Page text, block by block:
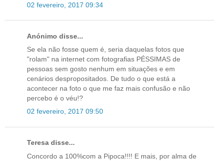
02 fevereiro, 2017 09:34
Anónimo disse...
Se ela não fosse quem é, seria daquelas fotos que
"rolam" na internet com fotografias PÉSSIMAS de
pessoas sem gosto nenhum em situações e em
cenários despropositados. De tudo o que está a
acontecer na foto o que me faz mais confusão e não
percebo é o véu!?
02 fevereiro, 2017 09:50
Teresa disse...
Concordo a 100%com a Pipoca!!!! E mais, por alma de